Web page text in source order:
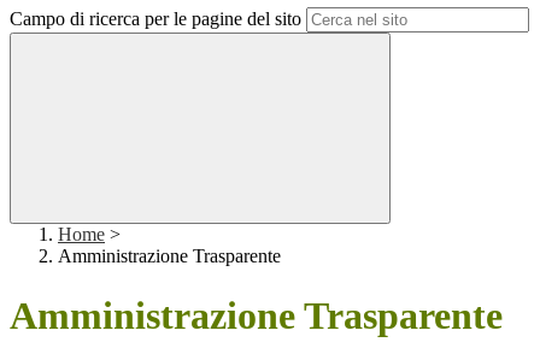
Campo di ricerca per le pagine del sito
Home >
Amministrazione Trasparente
Amministrazione Trasparente